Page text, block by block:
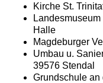
Kirche St.
Halle
Magdeburger
Umbau u.
39576 Stendal
Grundschule an